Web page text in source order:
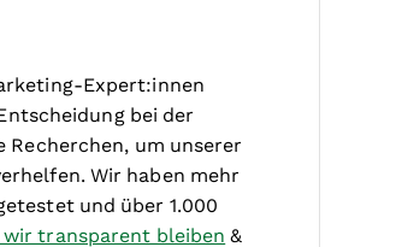
Expert:innen
bei der
Recherchen, um unserer
Wir haben mehr
und über 1.000
wir transparent bleiben &